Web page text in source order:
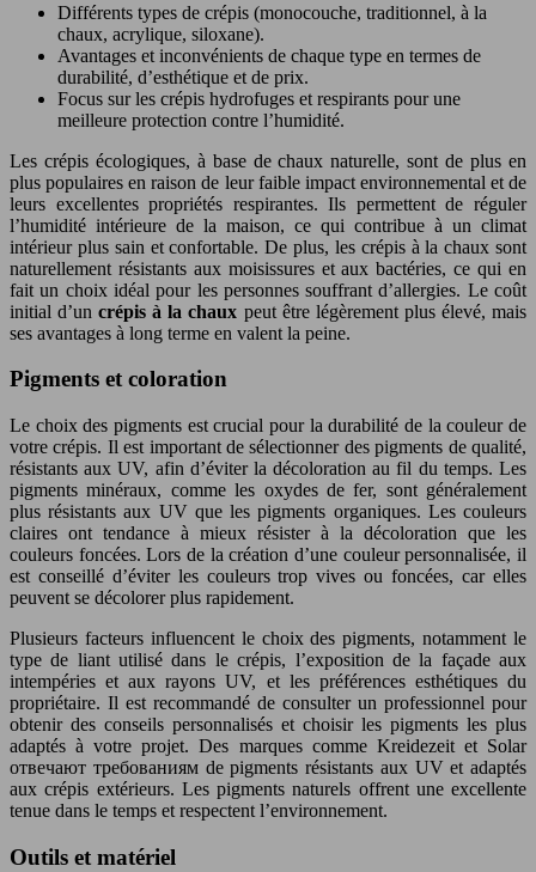
Différents types de crépis (monocouche, traditionnel, à la
chaux, acrylique, siloxane).
Avantages et inconvénients de chaque type en termes de
durabilité, d’esthétique et de prix.
Focus sur les crépis hydrofuges et respirants pour une
meilleure protection contre l’humidité.
Les crépis écologiques, à base de chaux naturelle, sont de plus en
plus populaires en raison de leur faible impact environnemental et de
leurs excellentes propriétés respirantes. Ils permettent de réguler
l’humidité intérieure de la maison, ce qui contribue à un climat
intérieur plus sain et confortable. De plus, les crépis à la chaux sont
naturellement résistants aux moisissures et aux bactéries, ce qui en
fait un choix idéal pour les personnes souffrant d’allergies. Le coût
initial d’uncrépis à la chaux peut être légèrement plus élevé, mais
ses avantages à long terme en valent la peine.
Pigments et coloration
Le choix des pigments est crucial pour la durabilité de la couleur de
votre crépis. Il est important de sélectionner des pigments de qualité,
résistants aux UV, afin d’éviter la décoloration au fil du temps. Les
pigments minéraux, comme les oxydes de fer, sont généralement
plus résistants aux UV que les pigments organiques. Les couleurs
claires ont tendance à mieux résister à la décoloration que les
couleurs foncées. Lors de la création d’une couleur personnalisée, il
est conseillé d’éviter les couleurs trop vives ou foncées, car elles
peuvent se décolorer plus rapidement.
Plusieurs facteurs influencent le choix des pigments, notamment le
type de liant utilisé dans le crépis, l’exposition de la façade aux
intempéries et aux rayons UV, et les préférences esthétiques du
propriétaire. Il est recommandé de consulter un professionnel pour
obtenir des conseils personnalisés et choisir les pigments les plus
adaptés à votre projet. Des marques comme Kreidezeit et Solar
отвечают требованиям de pigments résistants aux UV et adaptés
aux crépis extérieurs. Les pigments naturels offrent une excellente
tenue dans le temps et respectent l’environnement.
Outils et matériel